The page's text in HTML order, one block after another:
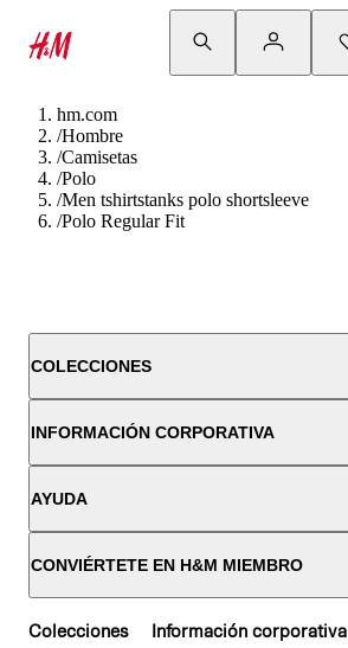
hm.com
/Hombre
/Camisetas
/Polo
/Men tshirtstanks polo shortsleeve
/Polo Regular Fit
COLECCIONES
INFORMACIÓN CORPORATIVA
AYUDA
CONVIÉRTETE EN H&M MIEMBRO
Colecciones Información corporativa